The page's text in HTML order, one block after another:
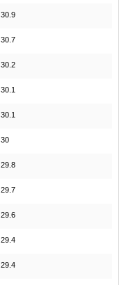
30.9
30.7
30.2
30.1
30.1
30
29.8
29.7
29.6
29.4
29.4